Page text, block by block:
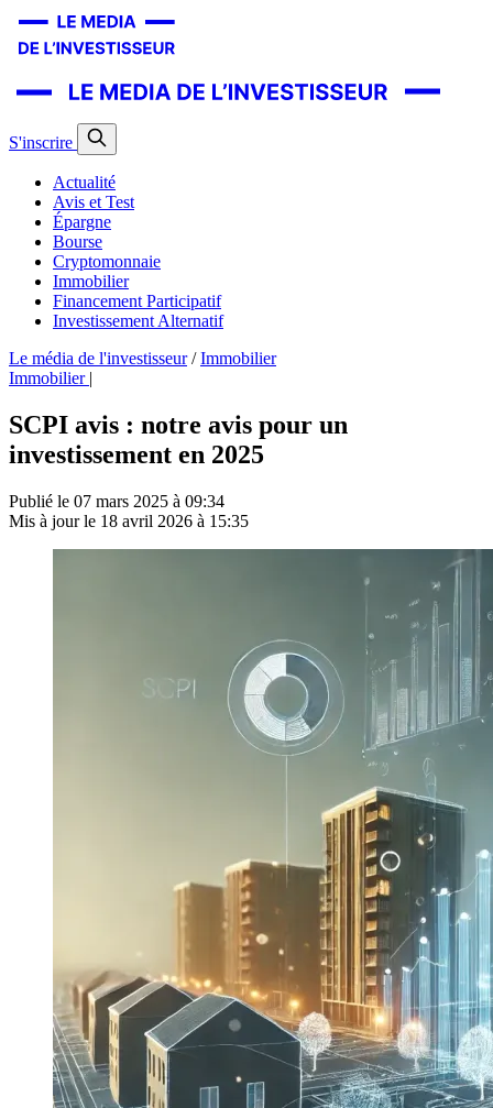
S'inscrire
Actualité
Avis et Test
Épargne
Bourse
Cryptomonnaie
Immobilier
Financement Participatif
Investissement Alternatif
Le média de l'investisseur / Immobilier
Immobilier |
SCPI avis : notre avis pour un
investissement en 2025
Publié le 07 mars 2025 à 09:34
Mis à jour le 18 avril 2026 à 15:35